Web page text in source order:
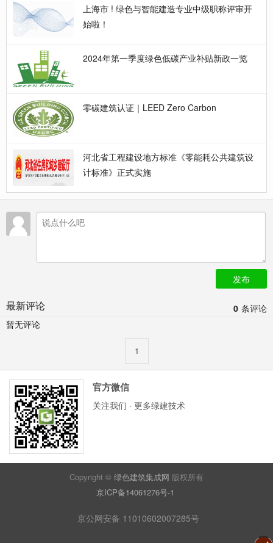
上海市 ! 绿色与智能建造专业中级职称评审开
始啦！
2024年第一季度绿色低碳产业补贴新政一览
零碳建筑认证｜LEED Zero Carbon
河北省工程建设地方标准《零能耗公共建筑设
计标准》正式实施
发布
0 条评论
最新评论
暂无评论
1
官方微信
关注我们 · 更多绿建技术
Copyright © 绿色建筑集成网 版权所有
京ICP备14061276号-1
京公网安备 11010602007285号